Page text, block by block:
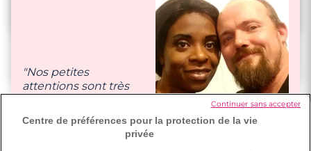
nous voyons, ce sont
les multiples câlins."
"Nos petites
attentions sont très
Centre de préférences pour la protection de la vie
privée
Continuer sans accepter